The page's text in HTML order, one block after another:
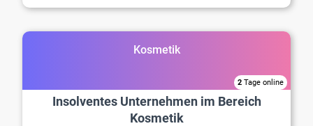
Kosmetik
2 Tage online
Insolventes Unternehmen im Bereich
Kosmetik